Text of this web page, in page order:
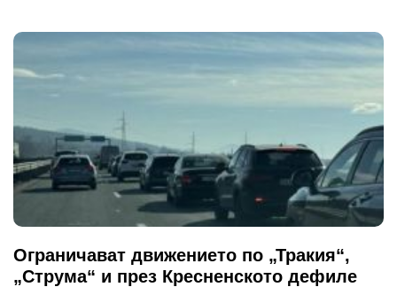
Ограничават движението по „Тракия“,
„Струма“ и през Кресненското дефиле